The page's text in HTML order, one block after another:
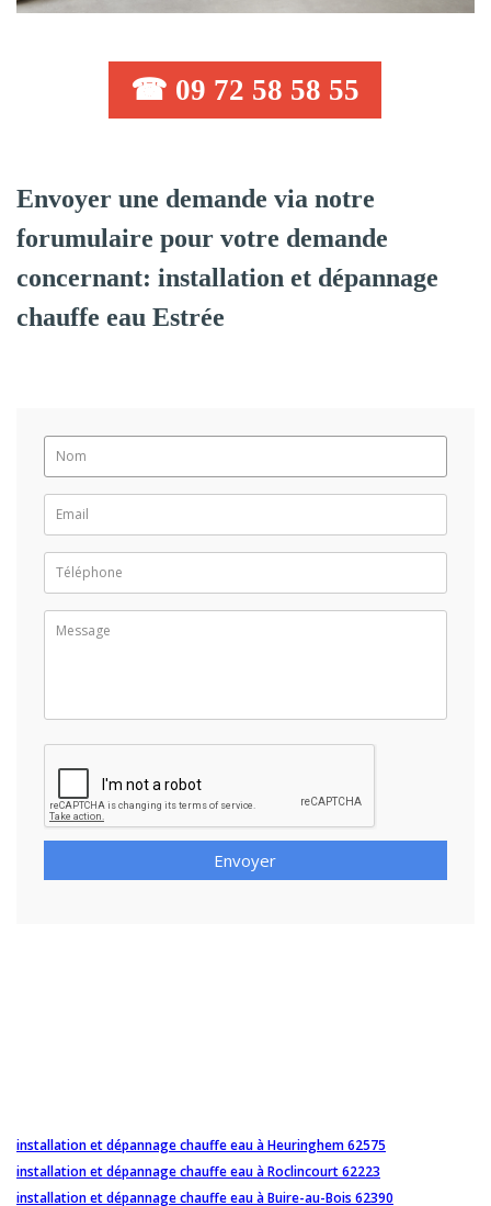
☎ 09 72 58 58 55
Envoyer une demande via notre
forumulaire pour votre demande
concernant: installation et dépannage
chauffe eau Estrée
Envoyer
installation et dépannage chauffe eau à Heuringhem 62575
installation et dépannage chauffe eau à Roclincourt 62223
installation et dépannage chauffe eau à Buire-au-Bois 62390